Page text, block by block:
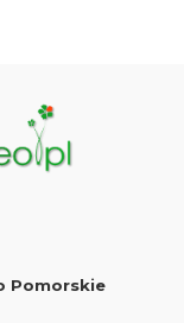
Pomorskie